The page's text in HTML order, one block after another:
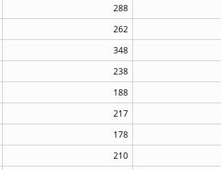
288
262
348
238
188
217
178
210